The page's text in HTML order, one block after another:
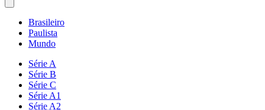
Brasileiro
Paulista
Mundo
Série A
Série B
Série C
Série A1
Série A2